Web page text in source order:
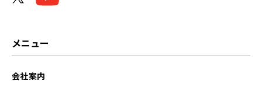
メニュー
会社案内